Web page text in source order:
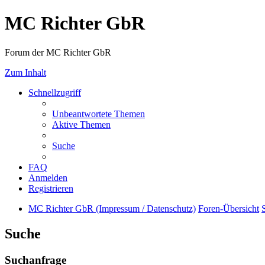
MC Richter GbR
Forum der MC Richter GbR
Zum Inhalt
Schnellzugriff
Unbeantwortete Themen
Aktive Themen
Suche
FAQ
Anmelden
Registrieren
MC Richter GbR (Impressum / Datenschutz) Foren-Übersicht
Suche
Suchanfrage